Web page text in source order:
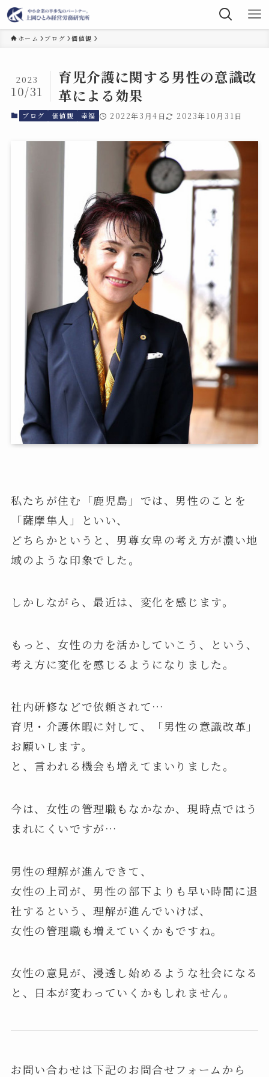
ホーム ブログ 価値観
育児介護に関する男性の意識改
革による効果
2023
10/31
ブログ 価値観 幸福 2022年3月4日 2023年10月31日
私たちが住む「鹿児島」では、男性のことを
「薩摩隼人」といい、
どちらかというと、男尊女卑の考え方が濃い地
域のような印象でした。
しかしながら、最近は、変化を感じます。
もっと、女性の力を活かしていこう、という、
考え方に変化を感じるようになりました。
社内研修などで依頼されて…
育児・介護休暇に対して、「男性の意識改革」
お願いします。
と、言われる機会も増えてまいりました。
今は、女性の管理職もなかなか、現時点ではう
まれにくいですが…
男性の理解が進んできて、
女性の上司が、男性の部下よりも早い時間に退
社するという、理解が進んでいけば、
女性の管理職も増えていくかもですね。
女性の意見が、浸透し始めるような社会になる
と、日本が変わっていくかもしれません。
お問い合わせは下記のお問合せフォームから